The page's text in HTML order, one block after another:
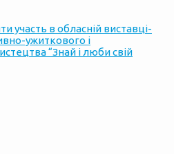
участь в обласній виставці-
ужиткового і
“Знай і люби свій